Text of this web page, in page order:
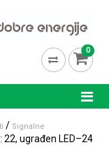
0
/ Signalne
ugrađen LED–24